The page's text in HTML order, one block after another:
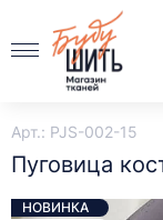
Арт.: PJS-002-15
Пуговица
НОВИНКА